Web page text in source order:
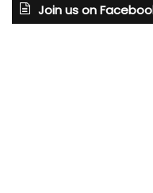
Join us on